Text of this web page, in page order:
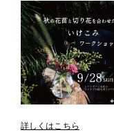
詳しくはこちら